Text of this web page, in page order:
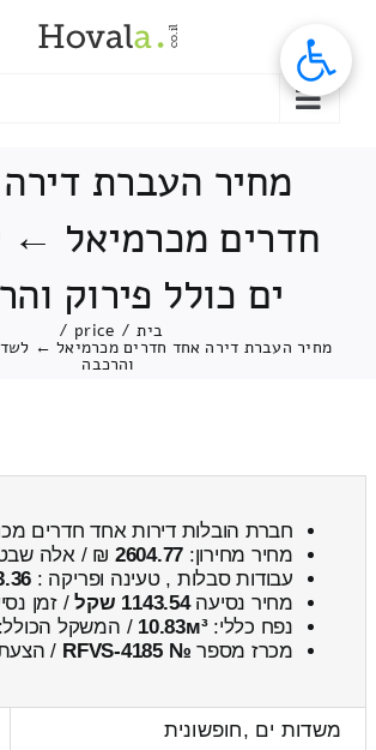
מחיר העברת
חדרים מכרמיאל ←
ים כולל פירוק
בית /
price
/
מחיר העברת דירה אחד חדרים מכרמיאל ←
והרכבה
חברת הובלות דירות אחד חדרים
מחיר מחירון: 2604.77 ₪ / אלה
עבודות סבלות , טעינה ופריקה : ₪
מחיר נסיעה1143.54 שקל / זמן
נפח כללי:10.83м³ / המשקל
מכרז מספר № RFVS-4185
/
משדות ים ,חופשונית